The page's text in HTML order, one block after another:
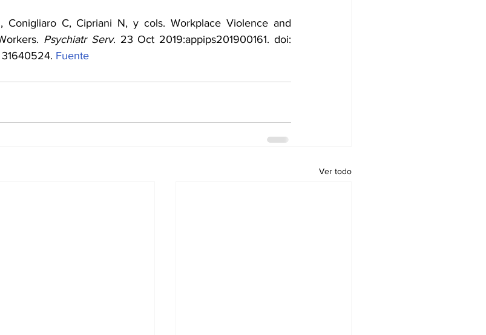
Conigliaro C, Cipriani N, y cols. Workplace Violence and
Psychiatr Serv. 23 Oct 2019:appips201900161. doi:
31640524. Fuente
Ver todo